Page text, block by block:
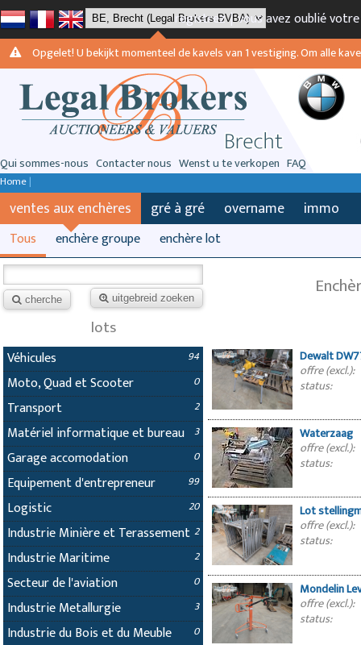
registrez | vous avez oublié
Opgelet! U bekijkt momenteel de kavels van 1 vestiging. Om alle
Qui sommes-nous Contacter nous Wenst u te verkopen FAQ
Home|
ventes aux enchères gré à gré overname immo
Tous enchère groupe enchère lot
cherche uitgebreid zoeken
lots
Véhicules 94
Moto, Quad et Scooter 0
Transport 2
Matériel informatique et bureau 3
Garage accomodation 0
Equipement d'entrepreneur 99
Logistic 20
Industrie Minière et Terassement 2
Industrie Maritime 2
Secteur de l'aviation 0
Industrie Metallurgie 3
Industrie du Bois et du Meuble 0
Dewalt
offre (excl.):
status:
Waterzaag
offre (excl.):
status:
Lot
offre (excl.):
status:
Mondelin
offre (excl.):
status: